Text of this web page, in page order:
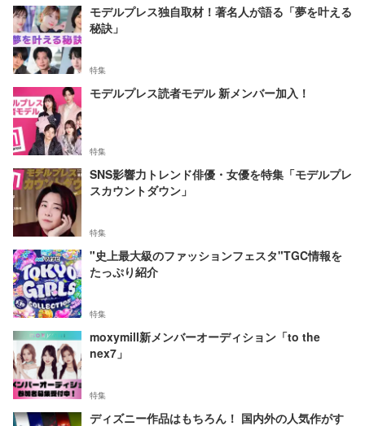
モデルプレス独自取材！著名人が語る「夢を叶える
秘訣」
特集
モデルプレス読者モデル 新メンバー加入！
特集
SNS影響力トレンド俳優・女優を特集「モデルプレ
スカウントダウン」
特集
"史上最大級のファッションフェスタ"TGC情報を
たっぷり紹介
特集
moxymill新メンバーオーディション「to the
nex7」
特集
ディズニー作品はもちろん！ 国内外の人気作がす